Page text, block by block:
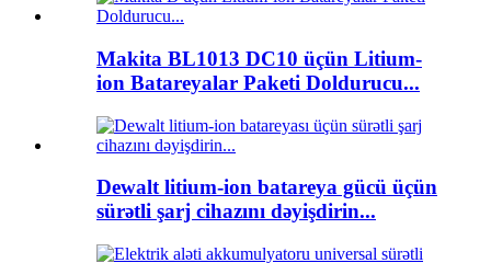
Makita BL1013 DC10 üçün Litium-
ion Batareyalar Paketi Doldurucu...
Dewalt litium-ion batareya gücü üçün
sürətli şarj cihazını dəyişdirin...